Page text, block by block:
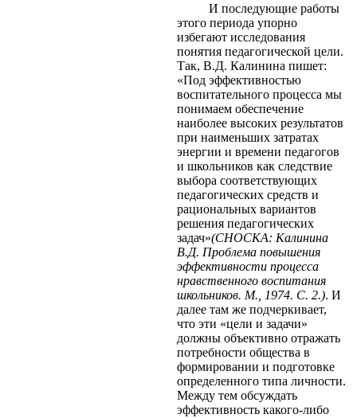
И последующие работы
этого периода упорно
избегают исследования
понятия педагогической цели.
Так, В.Д. Калинина пишет:
«Под эффективностью
воспитательного процесса мы
понимаем обеспечение
наиболее высоких результатов
при наименьших затратах
энергии и времени педагогов
и школьников как следствие
выбора соответствующих
педагогических средств и
рациональных вариантов
решения педагогических
задач»(СНОСКА: Калинина
В.Д. Проблема повышения
эффективности процесса
нравственного воспитания
школьников. М., 1974. С. 2.). И
далее там же подчеркивает,
что эти «цели и задачи»
должны объективно отражать
потребности общества в
формировании и подготовке
определенного типа личности.
Между тем обсуждать
эффективность какого-либо